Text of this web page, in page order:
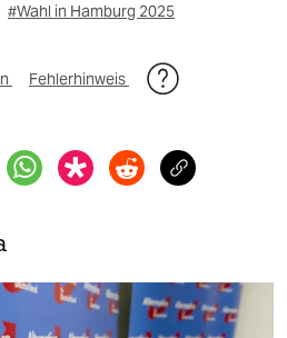
#Wahl in Hamburg 2025
Fehlerhinweis